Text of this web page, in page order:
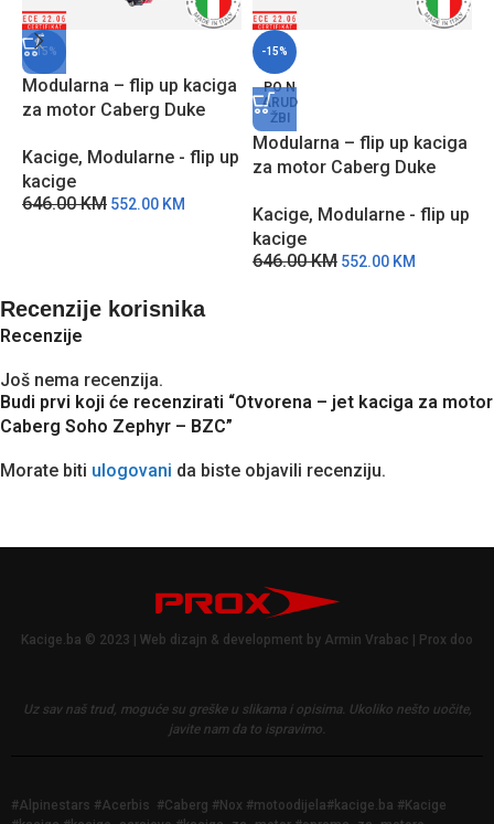
-15%
Modularna – flip up kaciga
za motor Caberg Duke
Kacige, Modularne - flip up
kacige
646.00KM 552.00 KM
-15%
PO N
ARUD
ŽBI
Modularna – flip up kaciga
za motor Caberg Duke
Kacige, Modularne - flip up
kacige
646.00KM 552.00 KM
Recenzije korisnika
Recenzije
Još nema recenzija.
Budi prvi koji će recenzirati “Otvorena – jet kaciga za motor
Caberg Soho Zephyr – BZC”
Morate biti ulogovani da biste objavili recenziju.
Kacige.ba © 2023 | Web dizajn & development by Armin Vrabac | Prox doo
Uz sav naš trud, moguće su greške u slikama i opisima. Ukoliko nešto uočite,
javite nam da to ispravimo.
#Alpinestars #Acerbis #Caberg #Nox #motoodijela#kacige.ba #Kacige